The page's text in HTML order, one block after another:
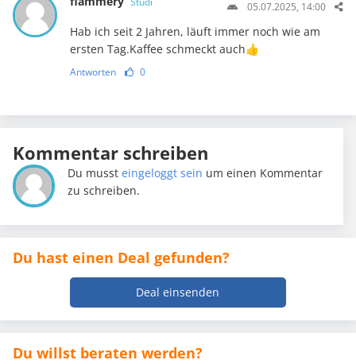
05.07.2025, 14:00
Hab ich seit 2 Jahren, läuft immer noch wie am
ersten Tag.Kaffee schmeckt auch👍
Antworten 0
Kommentar schreiben
Du mussteingeloggt sein um einen Kommentar
zu schreiben.
Du hast einen Deal gefunden?
Deal einsenden
Du willst beraten werden?